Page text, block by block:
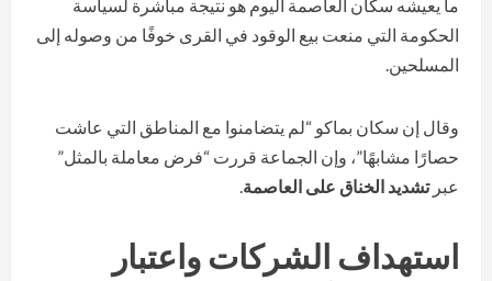
ما يعيشه سكان العاصمة اليوم هو نتيجة مباشرة لسياسة
الحكومة التي منعت بيع الوقود في القرى خوفًا من وصوله إلى
المسلحين.
وقال إن سكان بماكو “لم يتضامنوا مع المناطق التي عاشت
حصارًا مشابهًا”، وإن الجماعة قررت “فرض معاملة بالمثل”
عبرتشديد الخناق على العاصمة.
استهداف الشركات واعتبار